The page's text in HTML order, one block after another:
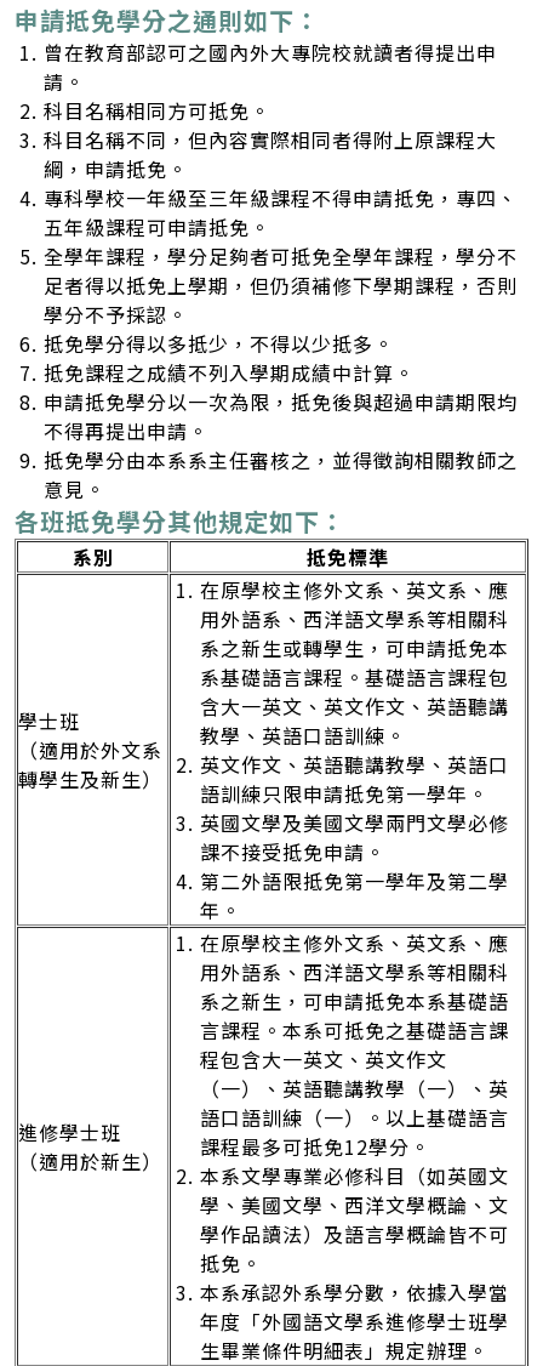
申請抵免學分之通則如下：
曾在教育部認可之國內外大專院校就讀者得提出申
請。
科目名稱相同方可抵免。
科目名稱不同，但內容實際相同者得附上原課程大
綱，申請抵免。
專科學校一年級至三年級課程不得申請抵免，專四、
五年級課程可申請抵免。
全學年課程，學分足夠者可抵免全學年課程，學分不
足者得以抵免上學期，但仍須補修下學期課程，否則
學分不予採認。
抵免學分得以多抵少，不得以少抵多。
抵免課程之成績不列入學期成績中計算。
申請抵免學分以一次為限，抵免後與超過申請期限均
不得再提出申請。
抵免學分由本系系主任審核之，並得徵詢相關教師之
意見。
各班抵免學分其他規定如下：
系別 抵免標準
學士班
（適用於外文系
轉學生及新生）
在原學校主修外文系、英文系、應
用外語系、西洋語文學系等相關科
系之新生或轉學生，可申請抵免本
系基礎語言課程。基礎語言課程包
含大一英文、英文作文、英語聽講
教學、英語口語訓練。
英文作文、英語聽講教學、英語口
語訓練只限申請抵免第一學年。
英國文學及美國文學兩門文學必修
課不接受抵免申請。
第二外語限抵免第一學年及第二學
年。
進修學士班
（適用於新生）
在原學校主修外文系、英文系、應
用外語系、西洋語文學系等相關科
系之新生，可申請抵免本系基礎語
言課程。本系可抵免之基礎語言課
程包含大一英文、英文作文
（一）、英語聽講教學（一）、英
語口語訓練（一）。以上基礎語言
課程最多可抵免12學分。
本系文學專業必修科目（如英國文
學、美國文學、西洋文學概論、文
學作品讀法）及語言學概論皆不可
抵免。
本系承認外系學分數，依據入學當
年度「外國語文學系進修學士班學
生畢業條件明細表」規定辦理。